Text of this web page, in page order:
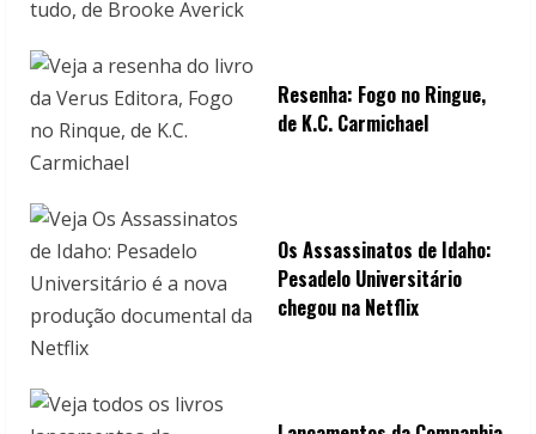
Resenha: Fogo no Ringue,
de K.C. Carmichael
Os Assassinatos de Idaho:
Pesadelo Universitário
chegou na Netflix